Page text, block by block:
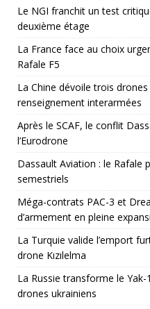
Le NGI franchit un test
deuxième étage
La France face au choix
Rafale F5
La Chine dévoile trois
renseignement interarmées
Après le SCAF, le conflit
l’Eurodrone
Dassault Aviation : le Rafale
semestriels
Méga-contrats PAC-3 et
d’armement en pleine
La Turquie valide l’emport
drone Kızılelma
La Russie transforme le
drones ukrainiens